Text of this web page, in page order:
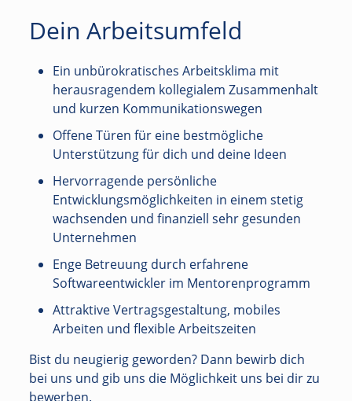
Dein Arbeitsumfeld
Ein unbürokratisches Arbeitsklima mit
herausragendem kollegialem Zusammenhalt
und kurzen Kommunikationswegen
Offene Türen für eine bestmögliche
Unterstützung für dich und deine Ideen
Hervorragende persönliche
Entwicklungsmöglichkeiten in einem stetig
wachsenden und finanziell sehr gesunden
Unternehmen
Enge Betreuung durch erfahrene
Softwareentwickler im Mentorenprogramm
Attraktive Vertragsgestaltung, mobiles
Arbeiten und flexible Arbeitszeiten
Bist du neugierig geworden? Dann bewirb dich
bei uns und gib uns die Möglichkeit uns bei dir zu
bewerben.